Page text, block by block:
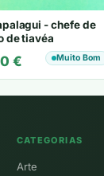
- chefe de
de tiavéa
€ Muito Bom
CATEGORIAS
Arte